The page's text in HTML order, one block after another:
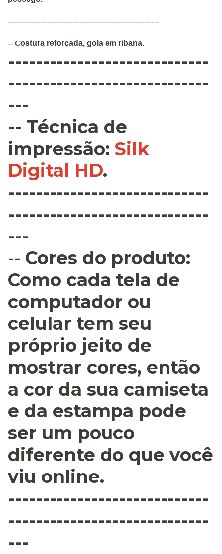
-------------------------------------------------------------
-- Costura reforçada, gola em ribana.
-----------------------------
-----------------------------
---
-- Técnica de
impressão: Silk
Digital HD.
-----------------------------
-----------------------------
---
-- Cores do produto:
Como cada tela de
computador ou
celular tem seu
próprio jeito de
mostrar cores, então
a cor da sua camiseta
e da estampa pode
ser um pouco
diferente do que você
viu online.
-----------------------------
-----------------------------
---